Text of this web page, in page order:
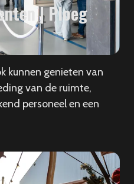
| Ploeg
kunnen genieten van
van de ruimte,
personeel en een